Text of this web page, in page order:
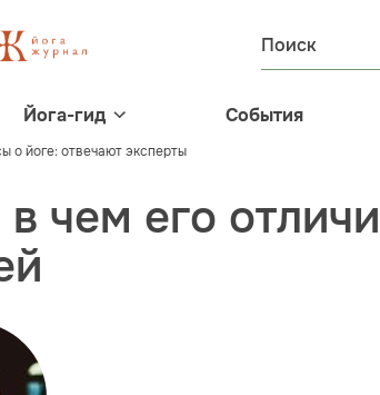
Йога-гид События
о йоге: отвечают эксперты
чем его